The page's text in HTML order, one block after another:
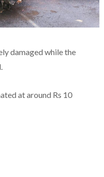
damaged while the
at around Rs 10